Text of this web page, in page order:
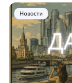
Новости